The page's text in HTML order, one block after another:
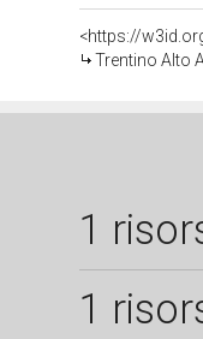
<https://
Trentino Alto
1
1